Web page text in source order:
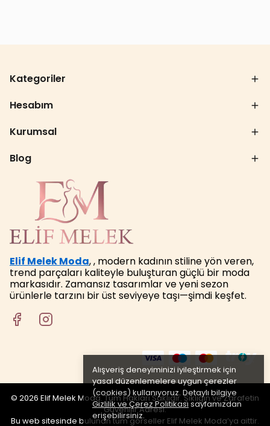
Alışveriş deneyiminizi iyileştirmek için
yasal düzenlemelere uygun çerezler
(cookies) kullanıyoruz. Detaylı bilgiye
Gizlilik ve Çerez Politikasısayfamızdan
erişebilirsiniz.
Kategoriler
Hesabım
Kurumsal
Blog
Elif Melek Moda, , modern kadının stiline yön veren,
trend parçaları kaliteyle buluşturan güçlü bir moda
markasıdır. Zamansız tasarımlar ve yeni sezon
ürünlerle tarzını bir üst seviyeye taşı—şimdi keşfet.
© 2026 Elif Melek Moda. Tüm Hakları Saklıdır. Şıklığın ve Zarafetin
Güvenilir Adresi.
Bu web sitesinde bulunan tüm görseller Elif Melek Moda’ya aittir.